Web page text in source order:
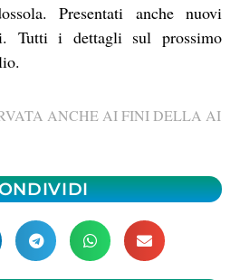
Presentati anche nuovi
Tutti i dettagli sul prossimo
ANCHE AI FINI DELLA AI